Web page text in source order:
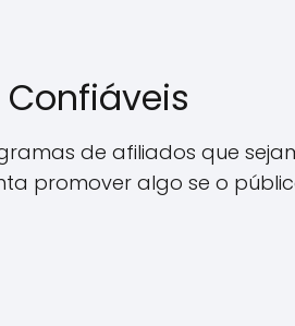
de afiliados que
promover algo se o